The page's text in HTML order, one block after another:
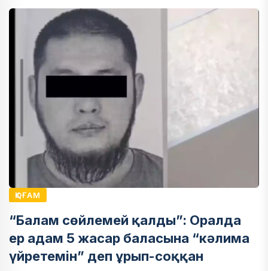
ҚОҒАМ
“Балам сөйлемей қалды”: Оралда
ер адам 5 жасар баласына “кәлима
үйретемін” деп ұрып-соққан